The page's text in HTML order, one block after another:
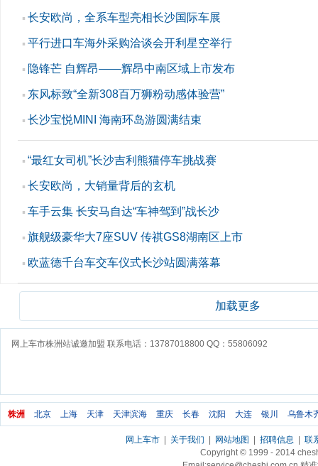
▪ 长安欧尚，全系车型亮相长沙国际车展
▪ 平行进口车海外采购洽谈会开利星空举行
▪ 隐锋芒 自辉昂——辉昂中南区域上市发布
▪ 东风标致“全新308百万狮粉动感体验营”
▪ 长沙宝悦MINI 海南环岛游圆满结束
▪ “最红女司机”长沙吉利熊猫停车挑战赛
▪ 长安欧尚，大销量背后的玄机
▪ 车手云集 长安马自达“车神驾到”战长沙
▪ 旗舰级豪华大7座SUV 传祺GS8湖南区上市
▪ 欧蓝德千台车交车仪式长沙站圆满落幕
加载更多
网上车市株洲站诚邀加盟 联系电话：13787018800 QQ：55806092
株洲 北京 上海 天津 天津滨海 重庆 长春 沈阳 大连 银川 乌鲁木
网上车市| 关于我们 网站地图 招聘信息
联
Copyright © 1999 - 2014